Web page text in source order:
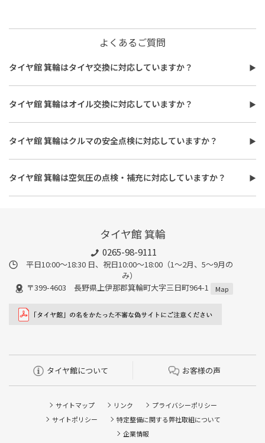
よくあるご質問
タイヤ館 箕輪はタイヤ交換に対応していますか？
タイヤ館 箕輪はタイヤ交換に対応しています。
費用は、タイヤ交換工賃のほかに、タイヤ本体の価格やホイール
バランス調整、使用済みタイヤ処分費用などがかかる場合があり
ます。
また、作業時間は最短で約30分程度ですが、作業内容や交換本
数、車種により異なり、時間がかかる場合もございます。詳細は店
舗スタッフまでお気軽にご相談ください
タイヤ館 箕輪はオイル交換に対応していますか？
タイヤ館 箕輪はオイル交換に対応しています。
使用するオイルの種類（鉱物油・部分合成油・全合成油）や粘
度、交換量によって費用が変わります。工賃やフィルター代を含め
た交換費用については、店舗スタッフまでお問い合わせくださ
い。
また、所要時間は最短約30分程度になります。こちらもオイルフ
ィルターの同時交換や、在庫・車種、作業時期等により時間が変
タイヤ館 箕輪はクルマの安全点検に対応していますか？
タイヤ館 箕輪はおクルマの安全点検に対応しています。最短30
分、無料で対応させていただきます。
タイヤ館 箕輪は空気圧の点検・補充に対応していますか？
タイヤ館 箕輪は空気圧の点検・補充に対応しています。最短15
タイヤ館 箕輪
0265-98-9111
平日10:00～18:30 日、祝日10:00～18:00（1～2月、5～9月の
み）
〒399-4603 長野県上伊那郡箕輪町大字三日町964-1
Map
タイヤ館について お客様の声
サイトマップ リンク
プライバシーポリシー
サイトポリシー
特定整備に関する弊社取組について
企業情報